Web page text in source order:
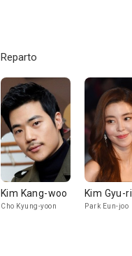
Reparto
Kim Kang-woo
Cho Kyung-yoon
Kim Gyu-ri
Park Eun-joo